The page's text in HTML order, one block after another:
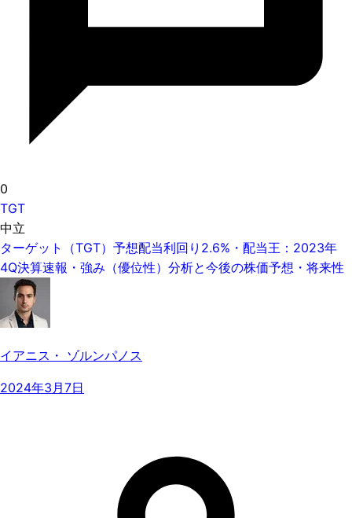
0
TGT
中立
ターゲット（TGT）予想配当利回り2.6%・配当王：2023年
4Q決算速報・強み（優位性）分析と今後の株価予想・将来性
イアニス・ ゾルンパノス
2024年3月7日